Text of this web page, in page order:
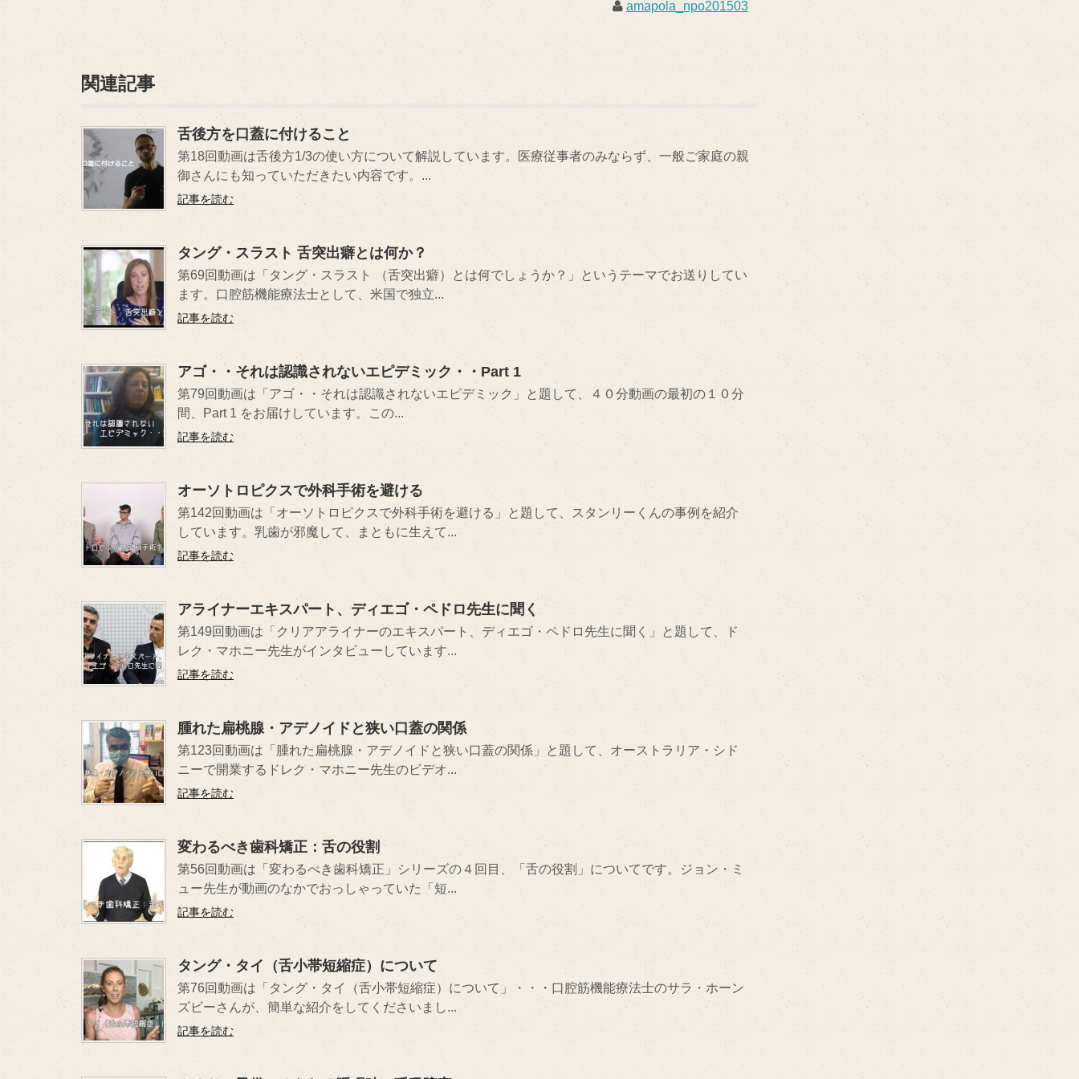
amapola_npo201503
関連記事
舌後方を口蓋に付けること
第18回動画は舌後方1/3の使い方について解説しています。医療従事者のみならず、一般ご家庭の親
御さんにも知っていただきたい内容です。...
記事を読む
タング・スラスト 舌突出癖とは何か？
第69回動画は「タング・スラスト （舌突出癖）とは何でしょうか？」というテーマでお送りしてい
ます。口腔筋機能療法士として、米国で独立...
記事を読む
アゴ・・それは認識されないエピデミック・・Part 1
第79回動画は「アゴ・・それは認識されないエピデミック」と題して、４０分動画の最初の１０分
間、Part 1 をお届けしています。この...
記事を読む
オーソトロピクスで外科手術を避ける
第142回動画は「オーソトロピクスで外科手術を避ける」と題して、スタンリーくんの事例を紹介
しています。乳歯が邪魔して、まともに生えて...
記事を読む
アライナーエキスパート、ディエゴ・ペドロ先生に聞く
第149回動画は「クリアアライナーのエキスパート、ディエゴ・ペドロ先生に聞く」と題して、ド
レク・マホニー先生がインタビューしています...
記事を読む
腫れた扁桃腺・アデノイドと狭い口蓋の関係
第123回動画は「腫れた扁桃腺・アデノイドと狭い口蓋の関係」と題して、オーストラリア・シド
ニーで開業するドレク・マホニー先生のビデオ...
記事を読む
変わるべき歯科矯正：舌の役割
第56回動画は「変わるべき歯科矯正」シリーズの４回目、「舌の役割」についてです。ジョン・ミ
ュー先生が動画のなかでおっしゃっていた「短...
記事を読む
タング・タイ（舌小帯短縮症）について
第76回動画は「タング・タイ（舌小帯短縮症）について」・・・口腔筋機能療法士のサラ・ホーン
ズビーさんが、簡単な紹介をしてくださいまし...
記事を読む